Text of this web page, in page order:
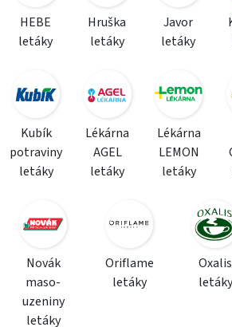
HEBE
letáky
Hruška
letáky
Javor
letáky
Kubík
potraviny
letáky
Lékárna
AGEL
letáky
Lékárna
LEMON
letáky
Novák
maso-
uzeniny
letáky
Oriflame
letáky
Oxalis
letáky